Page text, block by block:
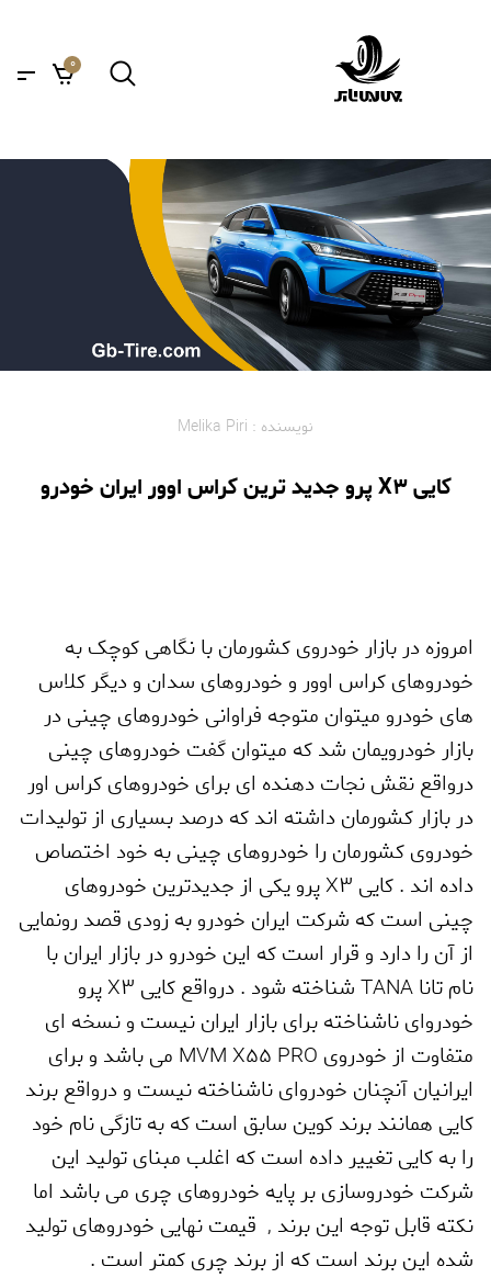
0
نویسنده : Melika Piri
کایی X3 پرو جدید ترین کراس اوور ایران خودرو
امروزه در بازار خودروی کشورمان با نگاهی کوچک به
خودروهای کراس اوور و خودروهای سدان و دیگر کلاس
های خودرو میتوان متوجه فراوانی خودروهای چینی در
بازار خودرویمان شد که میتوان گفت خودروهای چینی
درواقع نقش نجات دهنده ای برای خودروهای کراس اور
در بازار کشورمان داشته اند که درصد بسیاری از تولیدات
خودروی کشورمان را خودروهای چینی به خود اختصاص
داده اند . کایی X3پرو یکی از جدیدترین خودروهای
چینی است که شرکت ایران خودرو به زودی قصد رونمایی
از آن را دارد و قرار است که این خودرو در بازار ایران با
نام تاناTANAشناخته شود . درواقع کایی X3پرو
خودروای ناشناخته برای بازار ایران نیست و نسخه ای
متفاوت از خودروی MVM X55 PRO می باشد و برای
ایرانیان آنچنان خودروای ناشناخته نیست و درواقع برند
کایی همانند برند کوین سابق است که به تازگی نام خود
را به کایی تغییر داده است که اغلب مبنای تولید این
شرکت خودروسازی بر پایه خودروهای چری می باشد اما
نکته قابل توجه این برند , قیمت نهایی خودروهای تولید
شده این برند است که از برند چری کمتر است .